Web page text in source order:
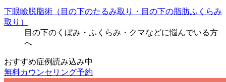
下眼瞼脱脂術（目の下のたるみ取り・目の下の脂肪ふくらみ
取り）
目の下のくぼみ・ふくらみ・クマなどに悩んでいる方
へ
おすすめ症例読み込み中
無料カウンセリング予約